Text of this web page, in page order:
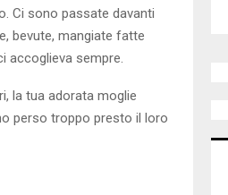
Ci sono passate davanti
bevute, mangiate fatte
accoglieva sempre.
la tua adorata moglie
perso troppo presto il loro